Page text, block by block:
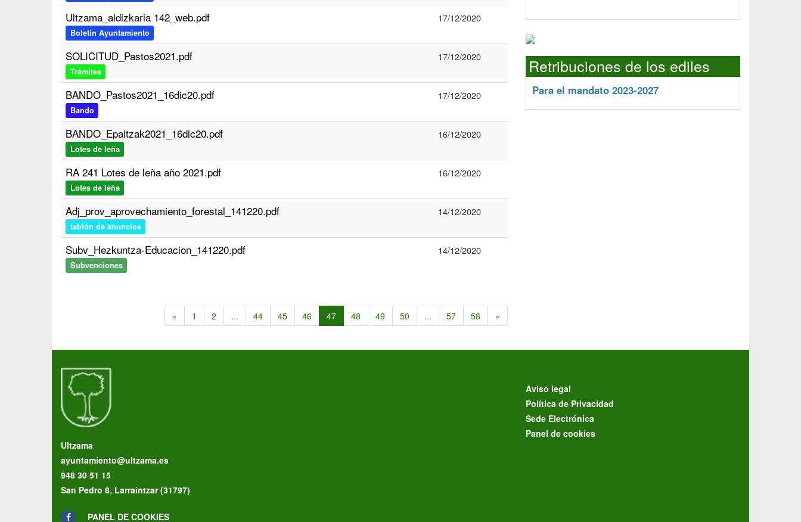
Ultzama_aldizkaria 142_web.pdf
Boletín Ayuntamiento
17/12/2020
SOLICITUD_Pastos2021.pdf
Trámites
17/12/2020
BANDO_Pastos2021_16dic20.pdf
Bando
17/12/2020
BANDO_Epaitzak2021_16dic20.pdf
Lotes de leña
16/12/2020
RA 241 Lotes de leña año 2021.pdf
Lotes de leña
16/12/2020
Adj_prov_aprovechamiento_forestal_141220.pdf
tablón de anuncios
14/12/2020
Subv_Hezkuntza-Educacion_141220.pdf
Subvenciones
14/12/2020
« 1 2 ... 44 45 46 47 48 49 50 ... 57 58 »
Retribuciones de los ediles
Para el mandato 2023-2027
Ultzama
ayuntamiento@ultzama.es
948 30 51 15
San Pedro 8, Larraintzar (31797)
PANEL DE COOKIES
Aviso legal
Política de Privacidad
Sede Electrónica
Panel de cookies